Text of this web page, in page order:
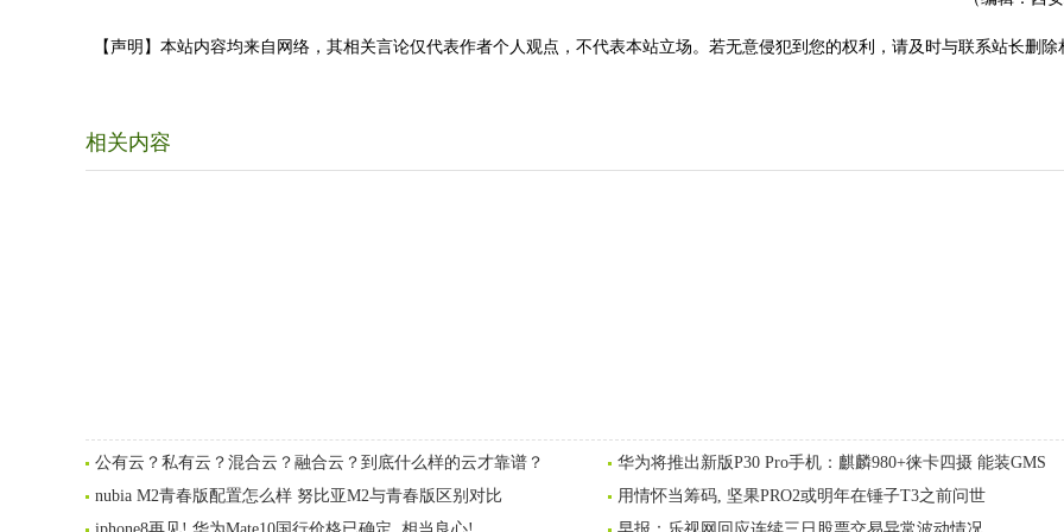
【声明】本站内容均来自网络，其相关言论仅代表作者个人观点，不代表本站立场。若无意侵犯到您的权利，请及时与联系站长删除
相关内容
公有云？私有云？混合云？融合云？到底什么样的云才靠谱？
华为将推出新版P30 Pro手机：麒麟980+徕卡四摄 能装GMS
nubia M2青春版配置怎么样 努比亚M2与青春版区别对比
用情怀当筹码, 坚果PRO2或明年在锤子T3之前问世